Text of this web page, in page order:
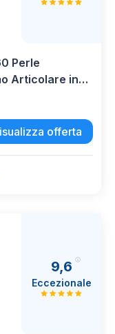
Perle
Articolare in
e Senior
offerta
9,6
Eccezionale